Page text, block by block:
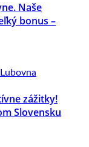
Naše
bonus –
zážitky!
Slovensku